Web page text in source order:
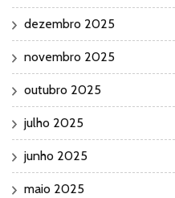
dezembro 2025
novembro 2025
outubro 2025
julho 2025
junho 2025
maio 2025